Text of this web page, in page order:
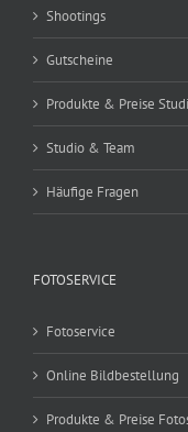
Shootings
Gutscheine
Produkte & Preise
Studio & Team
Häufige Fragen
FOTOSERVICE
Fotoservice
Online Bildbestellung
Produkte & Preise